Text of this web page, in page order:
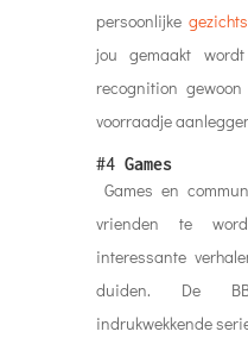
persoonlijke
jou gemaakt
recognition
voorraadje
#4 Games
Games en
vrienden te
interessante
duiden. De
indrukwekkende